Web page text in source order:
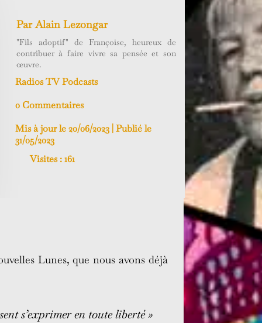
ParAlain Lezongar
"Fils adoptif" de Françoise, heureux de
contribuer à faire vivre sa pensée et son
œuvre.
Radios TV Podcasts
0 Commentaires
Mis à jour le 20/06/2023 | Publié le
31/05/2023
Visites :161
Lunes, que nous avons déjà
s’exprimer en toute liberté »